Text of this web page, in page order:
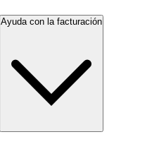
Ayuda con la facturación